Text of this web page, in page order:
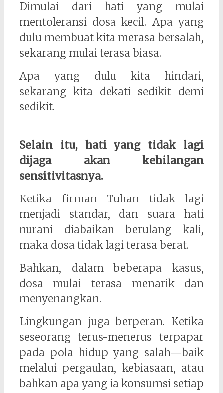
Dimulai dari hati yang mulai
mentoleransi dosa kecil. Apa yang
dulu membuat kita merasa bersalah,
sekarang mulai terasa biasa.
Apa yang dulu kita hindari,
sekarang kita dekati sedikit demi
sedikit.
Selain itu, hati yang tidak lagi
dijaga akan kehilangan
sensitivitasnya.
Ketika firman Tuhan tidak lagi
menjadi standar, dan suara hati
nurani diabaikan berulang kali,
maka dosa tidak lagi terasa berat.
Bahkan, dalam beberapa kasus,
dosa mulai terasa menarik dan
menyenangkan.
Lingkungan juga berperan. Ketika
seseorang terus-menerus terpapar
pada pola hidup yang salah—baik
melalui pergaulan, kebiasaan, atau
bahkan apa yang ia konsumsi setiap